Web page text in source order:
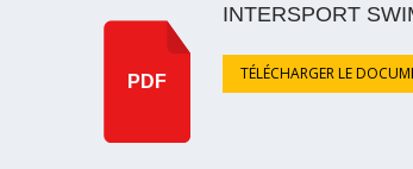
PDF
INTERSPORT
TÉLÉCHARGER LE